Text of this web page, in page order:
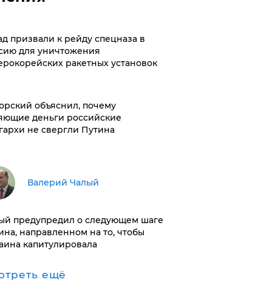
призвали к рейду спецназа в
для уничтожения
ракетных установок
объяснил, почему
деньги российские
не свергли Путина
Валерий Чалый
предупредил о следующем шаге
направленном на то, чтобы
капитулировала
ещё